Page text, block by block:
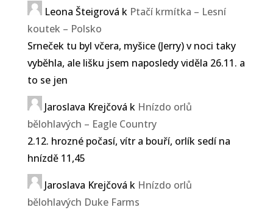
Leona Šteigrová k Ptačí krmítka – Lesní
koutek – Polsko
Srneček tu byl včera, myšice (Jerry) v noci taky
vyběhla, ale lišku jsem naposledy viděla 26.11. a
to se jen
Jaroslava Krejčová k Hnízdo orlů
bělohlavých – Eagle Country
2.12. hrozné počasí, vítr a bouří, orlík sedí na
hnízdě 11,45
Jaroslava Krejčová k Hnízdo orlů
bělohlavých Duke Farms